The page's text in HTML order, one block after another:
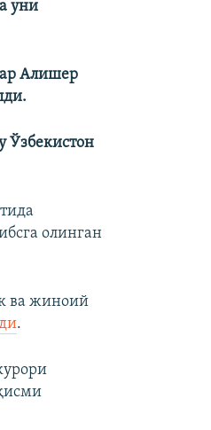
уни
Алишер
Ўзбекистон
олинган
ва жиноий
.